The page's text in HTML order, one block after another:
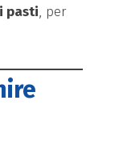
pasti, per